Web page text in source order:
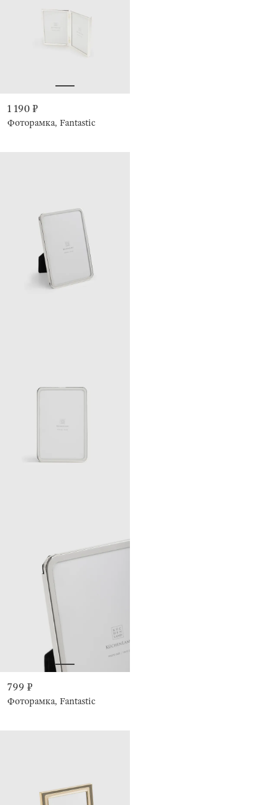
1 190 ₽
Фоторамка, Fantastic
799 ₽
Фоторамка, Fantastic